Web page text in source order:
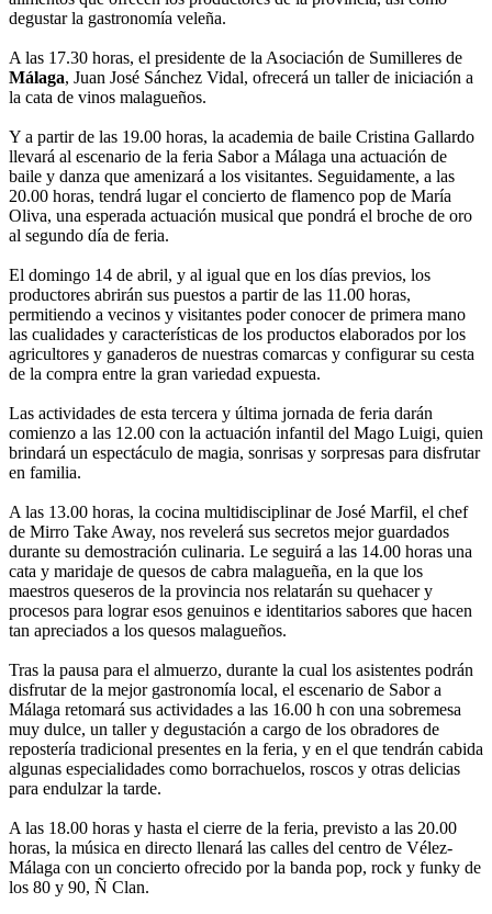
degustar la gastronomía veleña.
A las 17.30 horas, el presidente de la Asociación de Sumilleres de
Málaga, Juan José Sánchez Vidal, ofrecerá un taller de iniciación a
la cata de vinos malagueños.
Y a partir de las 19.00 horas, la academia de baile Cristina Gallardo
llevará al escenario de la feria Sabor a Málaga una actuación de
baile y danza que amenizará a los visitantes. Seguidamente, a las
20.00 horas, tendrá lugar el concierto de flamenco pop de María
Oliva, una esperada actuación musical que pondrá el broche de oro
al segundo día de feria.
El domingo 14 de abril, y al igual que en los días previos, los
productores abrirán sus puestos a partir de las 11.00 horas,
permitiendo a vecinos y visitantes poder conocer de primera mano
las cualidades y características de los productos elaborados por los
agricultores y ganaderos de nuestras comarcas y configurar su cesta
de la compra entre la gran variedad expuesta.
Las actividades de esta tercera y última jornada de feria darán
comienzo a las 12.00 con la actuación infantil del Mago Luigi, quien
brindará un espectáculo de magia, sonrisas y sorpresas para disfrutar
en familia.
A las 13.00 horas, la cocina multidisciplinar de José Marfil, el chef
de Mirro Take Away, nos revelerá sus secretos mejor guardados
durante su demostración culinaria. Le seguirá a las 14.00 horas una
cata y maridaje de quesos de cabra malagueña, en la que los
maestros queseros de la provincia nos relatarán su quehacer y
procesos para lograr esos genuinos e identitarios sabores que hacen
tan apreciados a los quesos malagueños.
Tras la pausa para el almuerzo, durante la cual los asistentes podrán
disfrutar de la mejor gastronomía local, el escenario de Sabor a
Málaga retomará sus actividades a las 16.00 h con una sobremesa
muy dulce, un taller y degustación a cargo de los obradores de
repostería tradicional presentes en la feria, y en el que tendrán cabida
algunas especialidades como borrachuelos, roscos y otras delicias
para endulzar la tarde.
A las 18.00 horas y hasta el cierre de la feria, previsto a las 20.00
horas, la música en directo llenará las calles del centro de Vélez-
Málaga con un concierto ofrecido por la banda pop, rock y funky de
los 80 y 90, Ñ Clan.